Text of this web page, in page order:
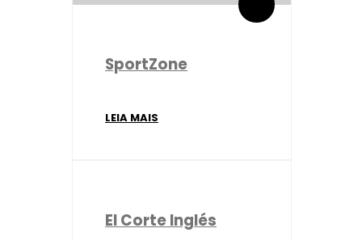
SportZone
LEIA MAIS
El Corte Inglés